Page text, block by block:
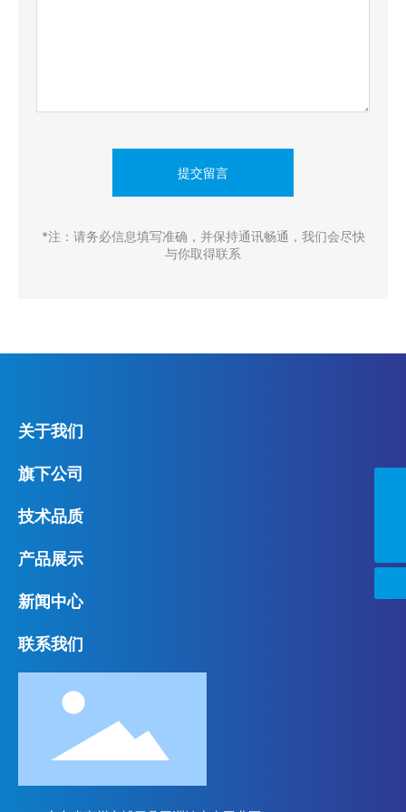
提交留言
*注：请务必信息填写准确，并保持通讯畅通，我们会尽快
与你取得联系
关于我们
旗下公司
技术品质
产品展示
新闻中心
联系我们